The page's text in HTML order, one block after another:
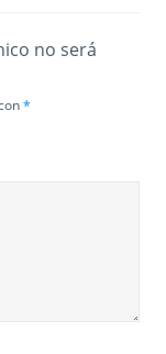
no será
*